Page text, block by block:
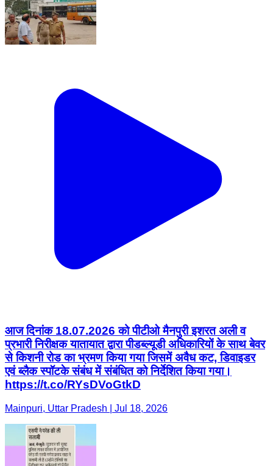
आज दिनांक 18.07.2026 को पीटीओ मैनपुरी इशरत अली व
प्रभारी निरीक्षक यातायात द्वारा पीडब्ल्यूडी अधिकारियों के साथ बेवर
Mainpuri, Uttar Pradesh | Jul 18, 2026